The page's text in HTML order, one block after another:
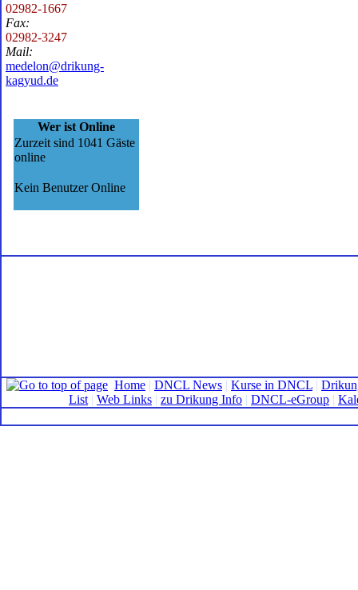
02982-1667
Fax:
02982-3247
Mail:
medelon@drikung-
kagyud.de
Wer ist Online
Zurzeit sind 1041 Gäste
online
Kein Benutzer Online
Home | DNCL News | Kurse in DNCL |
List | Web Links | zu Drikung Info | DNCL-eGroup |